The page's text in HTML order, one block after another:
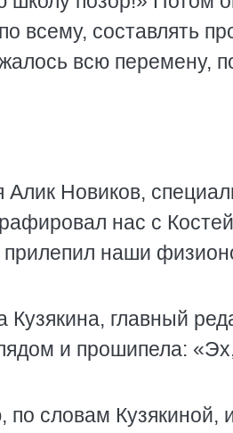
всему, составлять
всю перемену,
Алик Новиков,
нас с
наши
Кузякина, главный
и прошипела:
по словам